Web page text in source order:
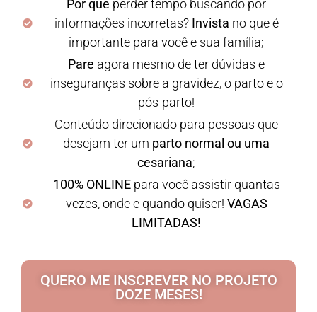
Por que perder tempo buscando por
informações incorretas? Invista no que é
importante para você e sua família;
Pare agora mesmo de ter dúvidas e
inseguranças sobre a gravidez, o parto e o
pós-parto!
Conteúdo direcionado para pessoas que
desejam ter um parto normal ou uma
cesariana;
100% ONLINEpara você assistir quantas
vezes, onde e quando quiser! VAGAS
LIMITADAS!
QUERO ME INSCREVER NO PROJETO
DOZE MESES!